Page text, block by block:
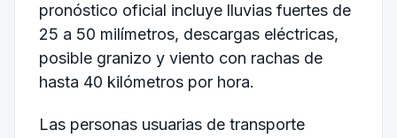
pronóstico oficial incluye lluvias fuertes de
25 a 50 milímetros, descargas eléctricas,
posible granizo y viento con rachas de
hasta 40 kilómetros por hora.
Las personas usuarias de transporte